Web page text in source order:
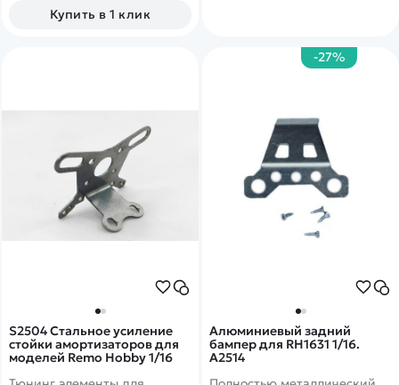
Купить в 1 клик
S2504 Стальное усиление
стойки амортизаторов для
моделей Remo Hobby 1/16
-27%
Алюминиевый задний
бампер для RH1631 1/16.
A2514